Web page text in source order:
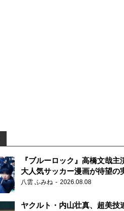
『ブルーロック』高橋文哉主
大人気サッカー漫画が待望の
映画に
八雲 ふみね 2026.08.08
ヤクルト・内山壮真、超美技